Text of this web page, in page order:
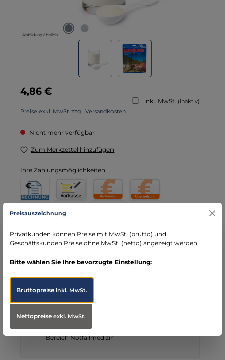
Abbildung ähnlich
Regulärer Preis:
4,86 €
inkl. MwSt. (inaktiv)
Preise exkl. MwSt. zzgl. Versandkosten
Nicht mehr verfügbar
Zum Merkzettel hinzufügen
Ihre Zahlungsmöglichkeiten
Rechnung Direktüberweisung
KreditkarteWero PayPal
Rechnung für Behörden
Vorkasse
Produktnummer:103249
DE)
schneller Versand mit DHL
seit über 15 Jahren kompetenter Partner im
Bereich Notfallmedizin
Preisauszeichnung
Privatkunden können Preise mit MwSt. (brutto) und
Geschäftskunden Preise ohne MwSt. (netto) angezeigt werden.
Bitte wählen Sie Ihre bevorzugte Einstellung:
Bruttopreiseinkl. MwSt.
Nettopreiseexkl. MwSt.